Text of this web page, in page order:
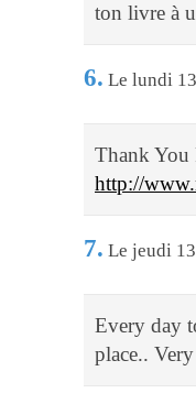
ton livre à
6. Le lundi
Thank You
http://
7. Le jeudi
Every day
place..